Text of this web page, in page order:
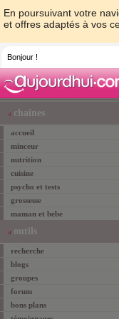
En poursuivant votre
et offres adaptés à vos
Bonjour !
chaînes
accueil
minceur
nutrition
cuisine
psycho et tests
grossesse
maman et bebe
outils
recherche
blogs
groupes
forum
bons plans